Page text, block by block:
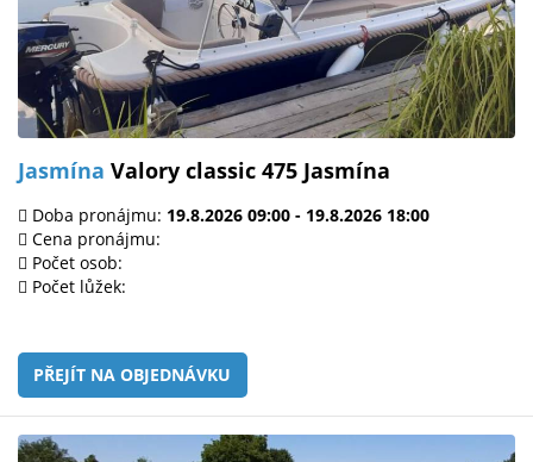
Jasmína Valory classic 475 Jasmína
Doba pronájmu: 19.8.2026 09:00 - 19.8.2026 18:00
Cena pronájmu:
Počet osob:
Počet lůžek:
PŘEJÍT NA OBJEDNÁVKU